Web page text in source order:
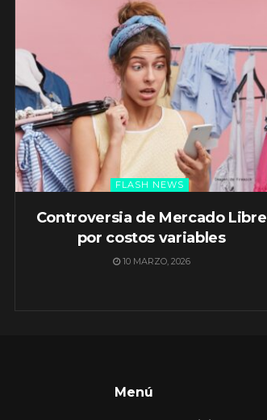
FLASH NEWS
Controversia de Mercado Libre
por costos variables
10 MARZO, 2026
Menú